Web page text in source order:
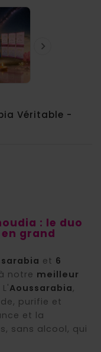

Véritable -
: le duo
grand
et 6
notre meilleur
Aoussarabia,
purifie et
et la
sans alcool, qui